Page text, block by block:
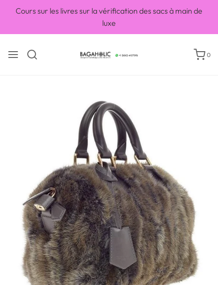
Cours sur les livres sur la vérification des sacs à main de
luxe
0